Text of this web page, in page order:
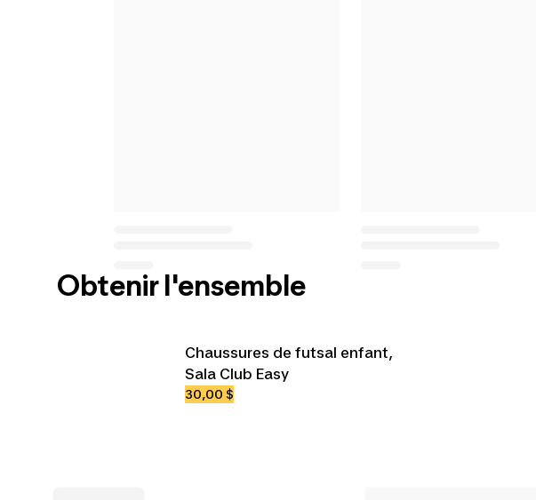
Obtenir l'ensemble
Chaussures de futsal enfant,
Sala Club Easy
30,00 $